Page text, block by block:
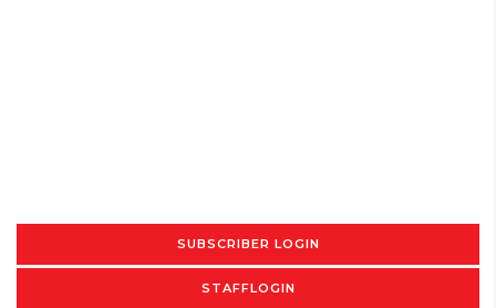
SUBSCRIBER LOGIN
STAFFLOGIN